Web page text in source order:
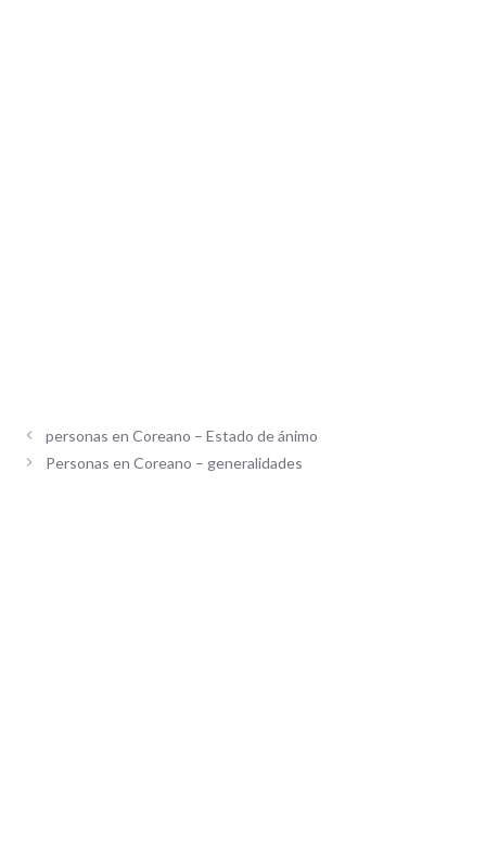
personas en Coreano – Estado de ánimo
Personas en Coreano – generalidades